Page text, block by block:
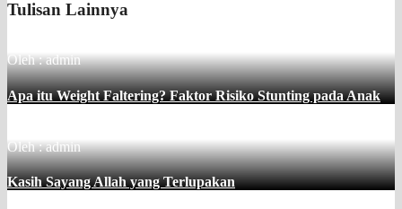
Tulisan Lainnya
Oleh : admin
Apa itu Weight Faltering? Faktor Risiko Stunting pada Anak
Oleh : admin
Kasih Sayang Allah yang Terlupakan